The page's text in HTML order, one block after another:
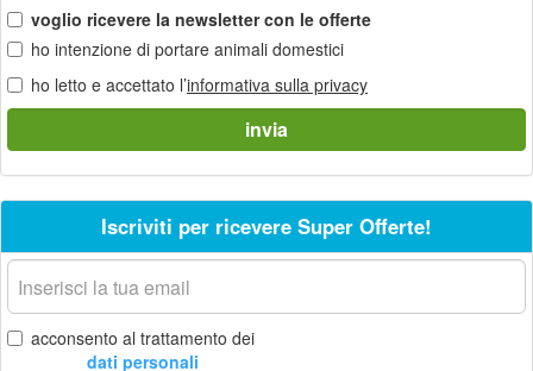
voglio ricevere la newsletter con le offerte
ho intenzione di portare animali domestici
ho letto e accettato l’informativa sulla privacy
Iscriviti per ricevere Super Offerte!
La
tua
email
acconsento al trattamento dei
dati personali